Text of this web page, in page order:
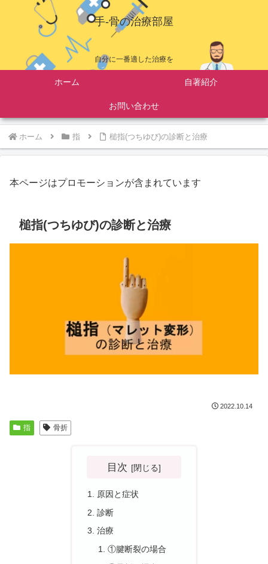
手-骨の治療部屋
自分に一番適した治療を
ホーム 自著紹介
お問い合わせ
ホーム 指 槌指(つちゆび)の診断と治療
本ページはプロモーションが含まれています
槌指(つちゆび)の診断と治療
2022.10.14
指 骨折
目次
原因と症状
診断
治療
①腱断裂の場合